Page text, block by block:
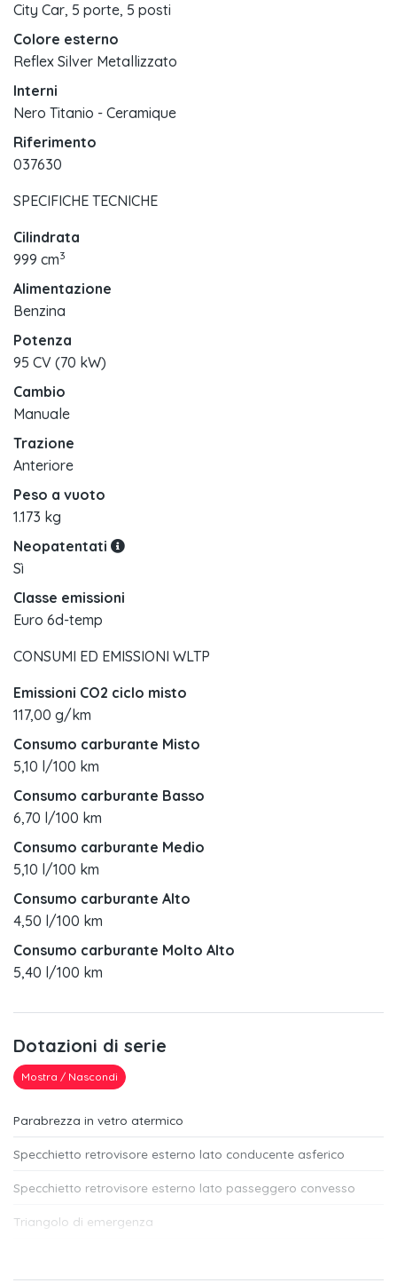
City Car, 5 porte, 5 posti
Colore esterno
Reflex Silver Metallizzato
Interni
Nero Titanio - Ceramique
Riferimento
037630
SPECIFICHE TECNICHE
Cilindrata
999 cm3
Alimentazione
Benzina
Potenza
95 CV (70 kW)
Cambio
Manuale
Trazione
Anteriore
Peso a vuoto
1.173 kg
Neopatentati
Sì
Classe emissioni
Euro 6d-temp
CONSUMI ED EMISSIONI WLTP
Emissioni CO2 ciclo misto
117,00 g/km
Consumo carburante Misto
5,10 l/100 km
Consumo carburante Basso
6,70 l/100 km
Consumo carburante Medio
5,10 l/100 km
Consumo carburante Alto
4,50 l/100 km
Consumo carburante Molto Alto
5,40 l/100 km
Dotazioni di serie
Mostra / Nascondi
Parabrezza in vetro atermico
Specchietto retrovisore esterno lato conducente asferico
Specchietto retrovisore esterno lato passeggero convesso
Triangolo di emergenza